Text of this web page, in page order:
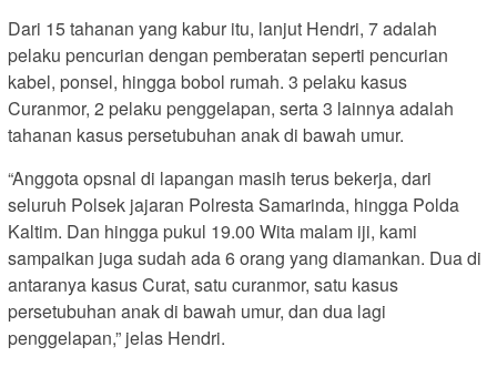
Dari 15 tahanan yang kabur itu, lanjut Hendri, 7 adalah
pelaku pencurian dengan pemberatan seperti pencurian
kabel, ponsel, hingga bobol rumah. 3 pelaku kasus
Curanmor, 2 pelaku penggelapan, serta 3 lainnya adalah
tahanan kasus persetubuhan anak di bawah umur.
“Anggota opsnal di lapangan masih terus bekerja, dari
seluruh Polsek jajaran Polresta Samarinda, hingga Polda
Kaltim. Dan hingga pukul 19.00 Wita malam iji, kami
sampaikan juga sudah ada 6 orang yang diamankan. Dua di
antaranya kasus Curat, satu curanmor, satu kasus
persetubuhan anak di bawah umur, dan dua lagi
penggelapan,” jelas Hendri.